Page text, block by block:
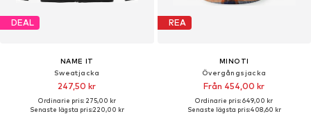
DEAL
NAME IT
Sweatjacka
247,50 kr
Ordinarie pris: 275,00 kr
Senaste lägsta pris:220,00 kr
REA
MINOTI
Övergångsjacka
Från 454,00 kr
Ordinarie pris: 649,00 kr
Senaste lägsta pris:408,60 kr